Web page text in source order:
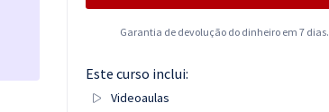
Garantia de devolução do dinheiro em 7 dias.
Este curso inclui:
Videoaulas